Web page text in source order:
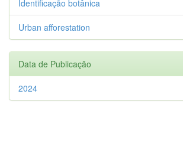
Identificação botânica
Urban afforestation
Data de Publicação
2024